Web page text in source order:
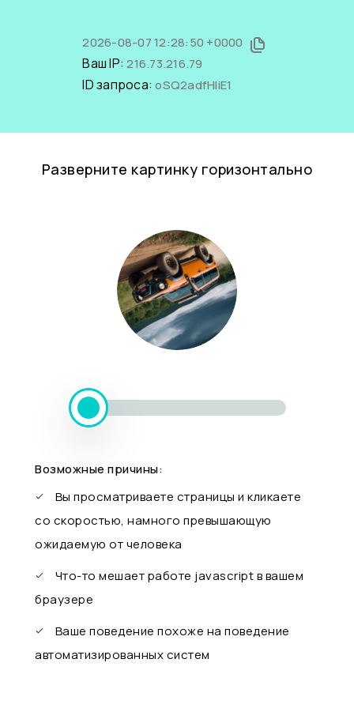
2026-08-07 12:28:50 +0000
Ваш IP:216.73.216.79
ID запроса:oSQ2adfHIiE1
Разверните картинку горизонтально
Возможные причины:
Вы просматриваете страницы и кликаете
со скоростью, намного превышающую
ожидаемую от человека
Что-то мешает работе javascript в вашем
браузере
Ваше поведение похоже на поведение
автоматизированных систем